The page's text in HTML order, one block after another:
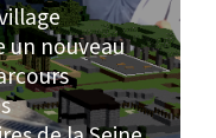
un nouveau